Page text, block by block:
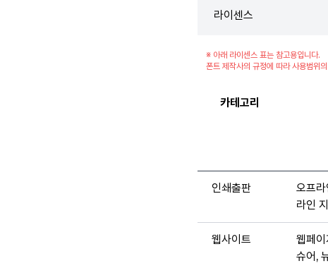
라이센스
※ 아래 라이센스 표는 참고용입니다.
폰트 제작사의 규정에 따라 사용범위
카테고리
인쇄출판
오프
라인
웹사이트
웹페
슈어,